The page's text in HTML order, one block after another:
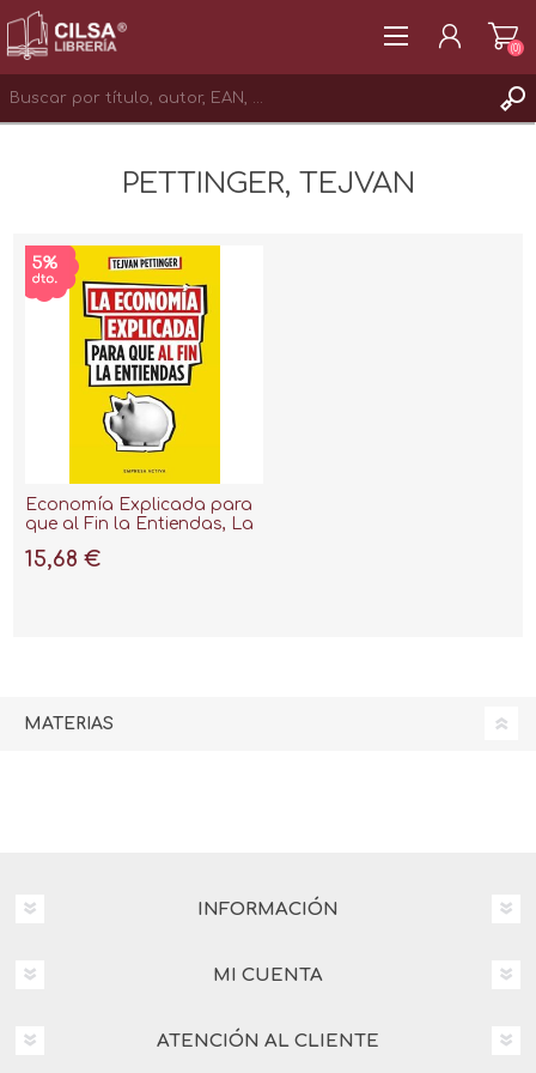
INICIAR SESIÓN
(0)
PETTINGER, TEJVAN
Economía Explicada para
que al Fin la Entiendas, La
15,68 €
MATERIAS
INFORMACIÓN
MI CUENTA
ATENCIÓN AL CLIENTE